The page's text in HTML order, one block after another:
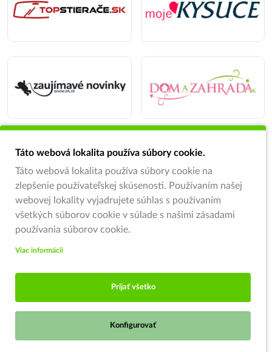
Táto webová lokalita používa súbory cookie.
Táto webová lokalita používa súbory cookie na
zlepšenie používateľskej skúsenosti. Používaním našej
webovej lokality vyjadrujete súhlas s používaním
všetkých súborov cookie v súlade s našimi zásadami
používania súborov cookie.
Viac informácii
Prijať všetko
Konfigurovať